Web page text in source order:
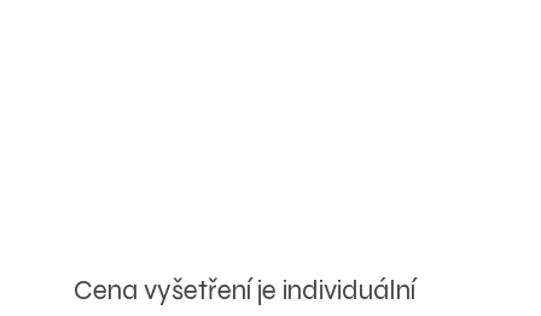
Cena vyšetření je individuální